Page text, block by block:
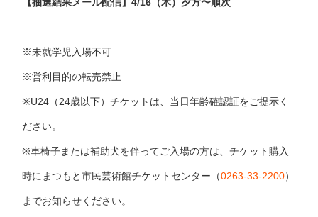
※未就学児入場不可
※営利目的の転売禁止
※U24（24歳以下）チケットは、当日年齢確認証をご提示く
ださい。
※車椅子または補助犬を伴ってご入場の方は、チケット購入
時にまつもと市民芸術館チケットセンター（0263-33-2200）
までお知らせください。